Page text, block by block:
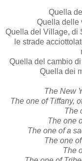
Quella
Quella delle
Quella del Village, di
le strade
Quella del cambio
Quella dei
The New
The one of Tiffany,
The
The one
The one of a
The one
The